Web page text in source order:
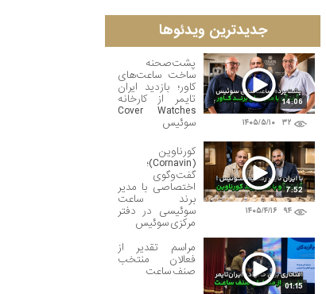
جدیدترین ویدئوها
۳۲ ۱۴۰۵/۵/۱۰
14:06
پشت‌صحنه
ساخت ساعت‌های
کاور؛ بازدید ایران
تایمر از کارخانه
Cover Watches
سوئیس
۹۴ ۱۴۰۵/۴/۱۶
7:52
کورناوین
(Cornavin)؛
گفت‌وگوی
اختصاصی با مدیر
برند ساعت
سوئیسی در دفتر
مرکزی سوئیس
01:15
مراسم تقدیر از
فعالان منتخب
صنف ساعت